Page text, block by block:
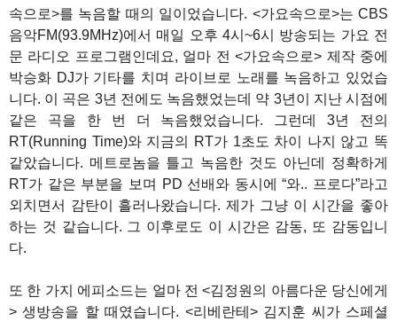
속으로>를 녹음할 때의 일이었습니다. <가요속으로>는 CBS
음악FM(93.9MHz)에서 매일 오후 4시~6시 방송되는 가요 전
문 라디오 프로그램인데요, 얼마 전 <가요속으로> 제작 중에
박승화 DJ가 기타를 치며 라이브로 노래를 녹음하고 있었습
니다. 이 곡은 3년 전에도 녹음했었는데 약 3년이 지난 시점에
같은 곡을 한 번 더 녹음했었습니다. 그런데 3년 전의
RT(Running Time)와 지금의 RT가 1초도 차이 나지 않고 똑
같았습니다. 메트로놈을 틀고 녹음한 것도 아닌데 정확하게
RT가 같은 부분을 보며 PD 선배와 동시에 “와.. 프로다”라고
외치면서 감탄이 흘러나왔습니다. 제가 그냥 이 시간을 좋아
하는 것 같습니다. 그 이후로도 이 시간은 감동, 또 감동입니
다.
또 한 가지 에피소드는 얼마 전 <김정원의 아름다운 당신에게
> 생방송을 할 때였습니다. <리베란테> 김지훈 씨가 스페셜